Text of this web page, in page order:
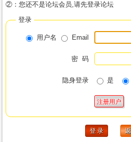
②：您还不是论坛会员,请先登录论坛
登录
用户名 Email
密 码
隐身登录 是